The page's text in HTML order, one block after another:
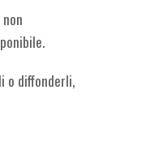
o diffonderli,